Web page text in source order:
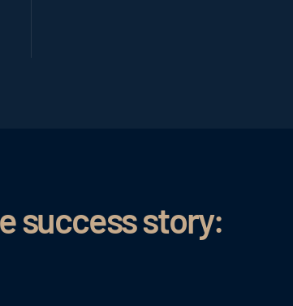
success story: